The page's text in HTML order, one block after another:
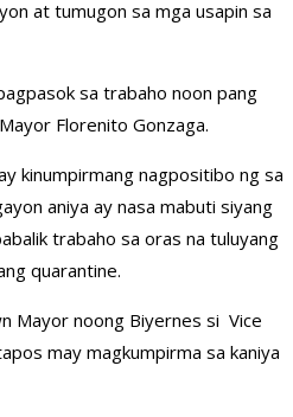
at tumugon sa mga usapin sa
sa trabaho noon pang
Florenito Gonzaga.
kinumpirmang nagpositibo ng sa
aniya ay nasa mabuti siyang
trabaho sa oras na tuluyang
quarantine.
Mayor noong Biyernes si Vice
may magkumpirma sa kaniya